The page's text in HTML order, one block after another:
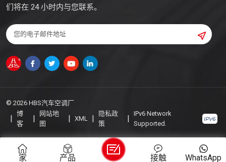
们将在 24 小时内与您联系。
© 2026 HBS汽车空调厂
|
博
客
|
网站地
图
| XML |
隐私政
策
|
IPv6 Network
Supported.
家 产品 WhatsApp
接触